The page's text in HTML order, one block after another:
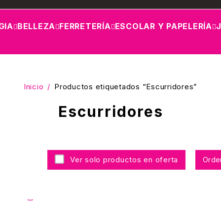
BELLEZA FERRETERÍA ESCOLAR Y PAPELERÍA
Escurridores
Inicio / Productos etiquetados “Escurridores”
Ver solo productos en oferta